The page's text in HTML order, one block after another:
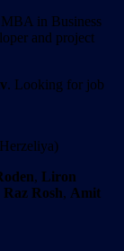
in Business
and project
. Looking for job
, Liron
Raz Rosh, Amit